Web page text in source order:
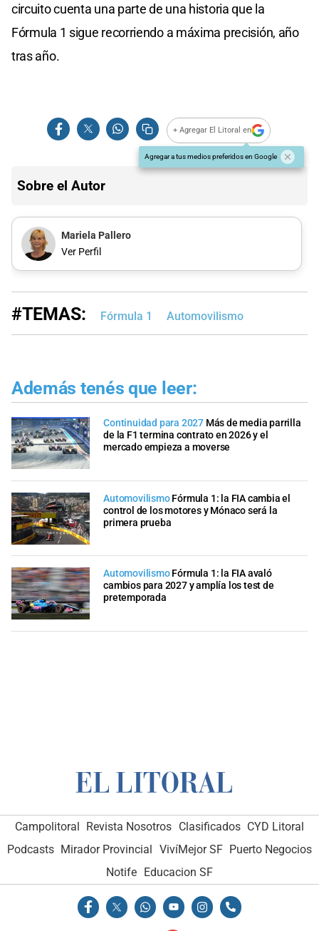
circuito cuenta una parte de una historia que la
Fórmula 1 sigue recorriendo a máxima precisión, año
tras año.
+ Agregar El Litoral en
Agregar a tus medios preferidos en Google
Sobre el Autor
Mariela Pallero
Ver Perfil
#TEMAS: Fórmula 1 Automovilismo
Además tenés que leer:
Continuidad para 2027 Más de media parrilla
de la F1 termina contrato en 2026 y el
mercado empieza a moverse
Automovilismo Fórmula 1: la FIA cambia el
control de los motores y Mónaco será la
primera prueba
Automovilismo Fórmula 1: la FIA avaló
cambios para 2027 y amplía los test de
pretemporada
Campolitoral Revista Nosotros Clasificados CYD Litoral
Podcasts Mirador Provincial VivíMejor SF Puerto Negocios
Notife
Educacion SF